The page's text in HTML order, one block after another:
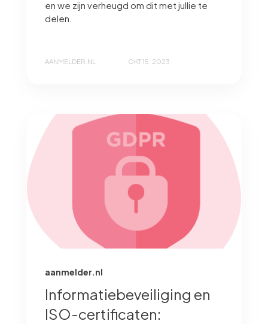
en we zijn verheugd om dit met jullie te
delen.
AANMELDER.NL OKT 15, 2023
aanmelder.nl
Informatiebeveiliging en
ISO-certificaten: